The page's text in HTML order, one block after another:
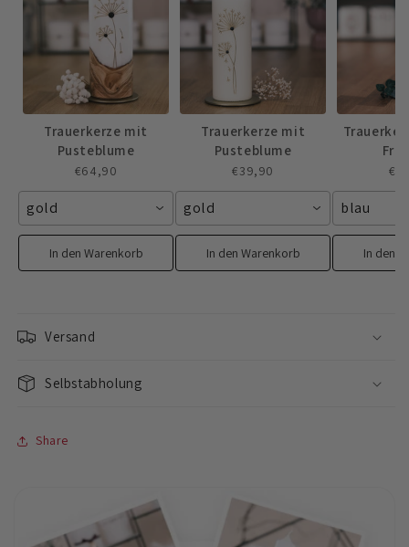
Trauerkerze mit
Pusteblume
€64,90
gold
In den Warenkorb
Trauerkerze mit
Pusteblume
€39,90
gold
In den Warenkorb
blau
In den
Versand
Selbstabholung
Share